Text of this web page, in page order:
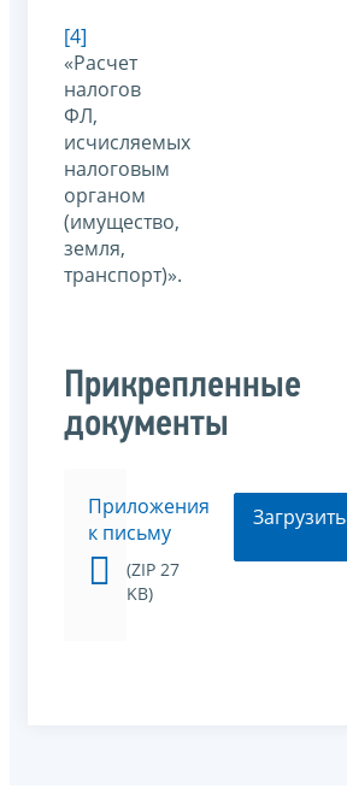
[4]
«Расчет
налогов
ФЛ,
исчисляемых
налоговым
органом
(имущество,
земля,
транспорт)».
Прикрепленные
документы
Приложения
к письму
(ZIP 27
KB)
Загрузить